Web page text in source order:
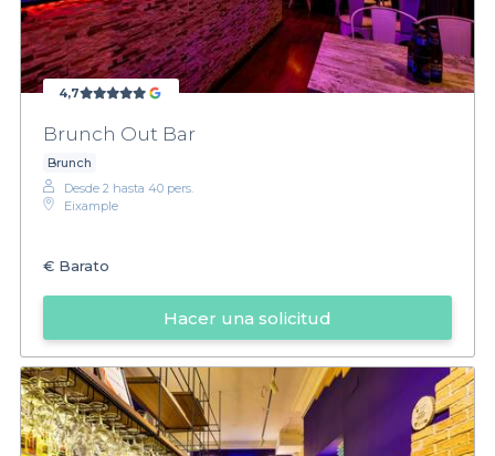
4,7
Brunch Out Bar
Brunch
Desde 2 hasta 40 pers.
Eixample
€ Barato
Hacer una solicitud